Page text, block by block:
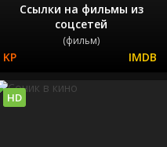
Ссылки на фильмы из
соцсетей
(фильм)
HD